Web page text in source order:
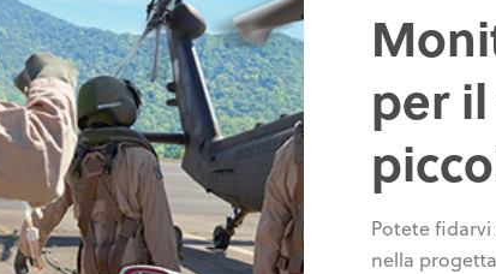
per
Potete fidarvi
nella